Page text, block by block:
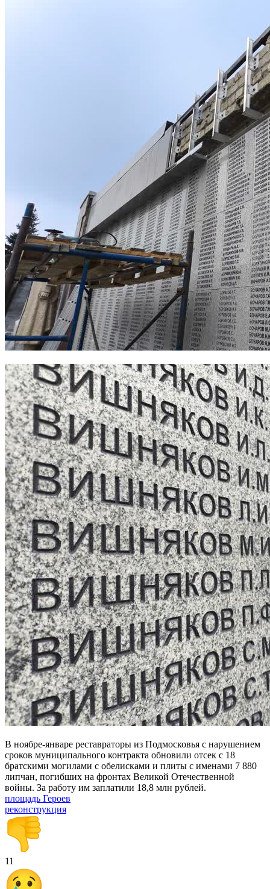
В ноябре-январе реставраторы из Подмосковья с нарушением
сроков муниципального контракта обновили отсек с 18
братскими могилами с обелисками и плиты с именами 7 880
липчан, погибших на фронтах Великой Отечественной
войны. За работу им заплатили 18,8 млн рублей.
площадь Героев
реконструкция
11